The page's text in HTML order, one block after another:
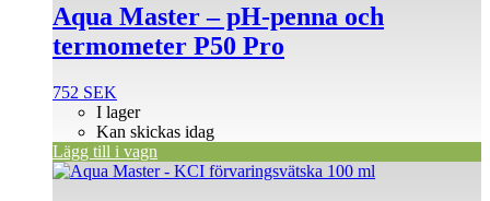
Aqua Master – pH-penna och
termometer P50 Pro
752 SEK
I lager
Kan skickas idag
Lägg till i vagn